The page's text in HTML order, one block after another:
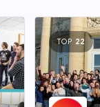
TOP 22